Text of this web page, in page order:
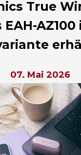
True
EAH-
07. Mai 2026